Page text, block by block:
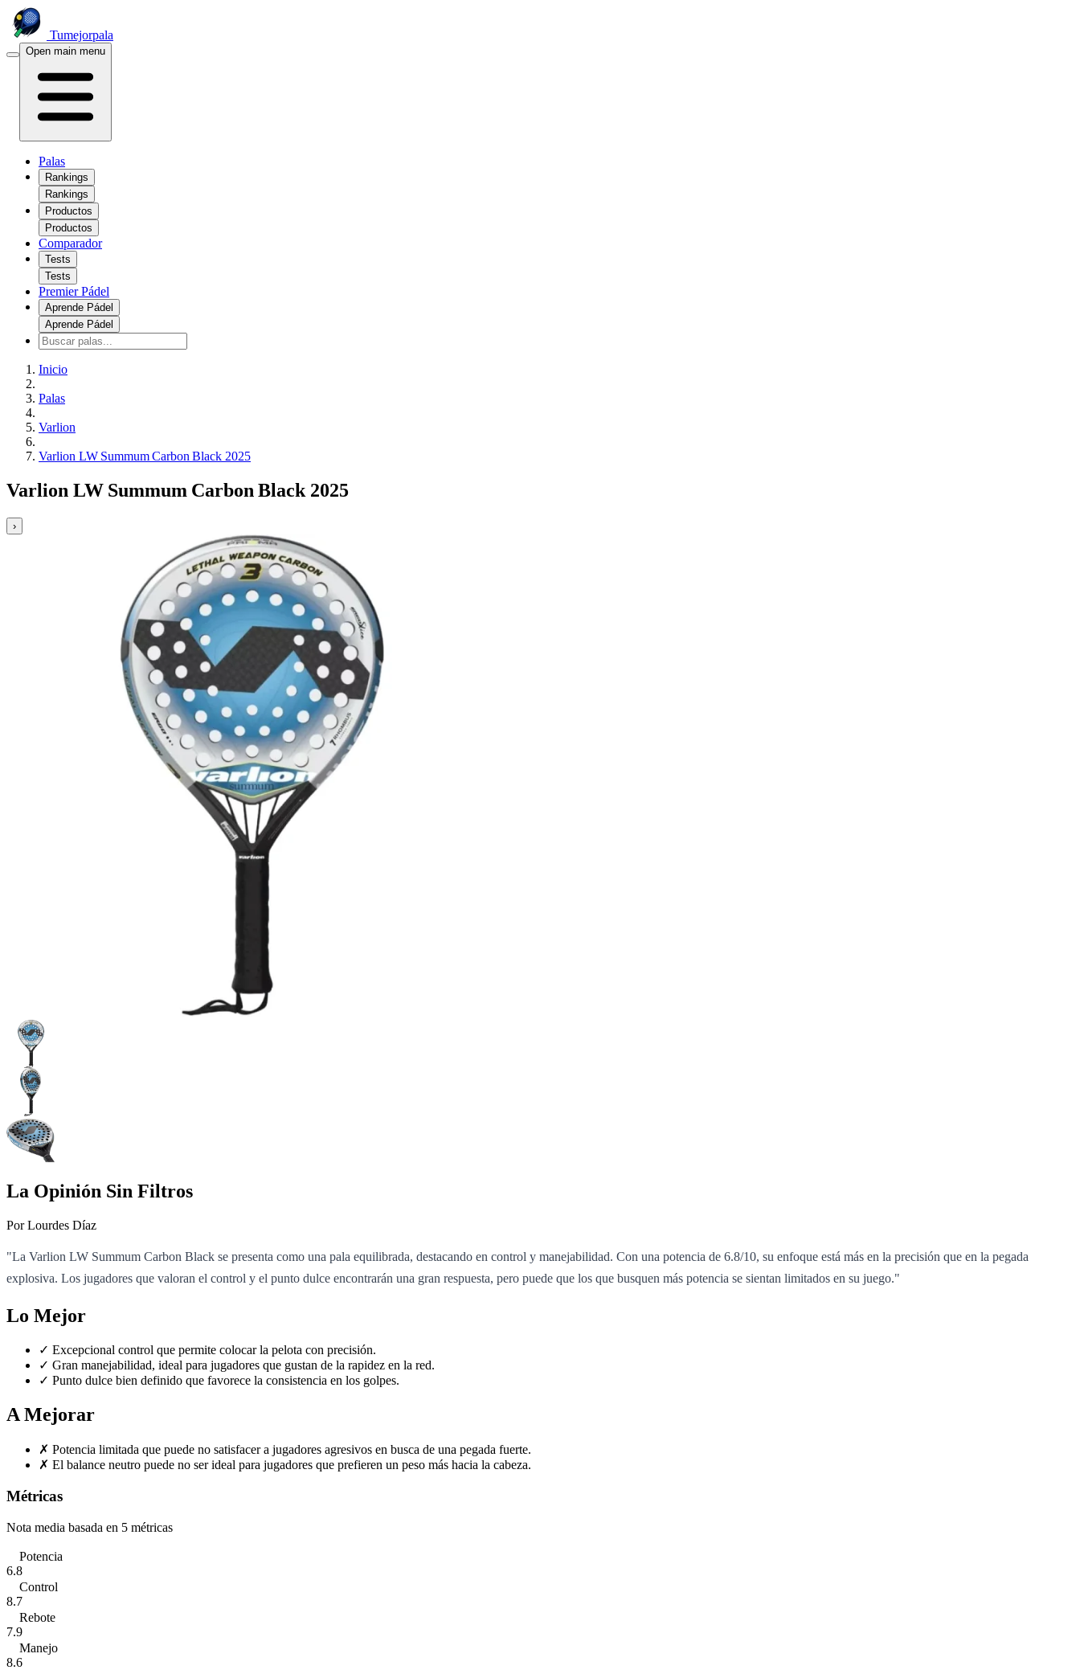
Tumejorpala
Open main menu
Palas
Rankings
Rankings
Productos
Productos
Comparador
Tests
Tests
Premier Pádel
Aprende Pádel
Aprende Pádel
Inicio
Palas
Varlion
Varlion LW Summum Carbon Black 2025
Varlion LW Summum Carbon Black 2025
›
La Opinión Sin Filtros
Por Lourdes Díaz
"La Varlion LW Summum Carbon Black se presenta como una pala equilibrada, destacando en control y manejabilidad. Con una potencia de 6.8/10, su enfoque está más en la precisión que en la pegada
explosiva. Los jugadores que valoran el control y el punto dulce encontrarán una gran respuesta, pero puede que los que busquen más potencia se sientan limitados en su juego."
Lo Mejor
✓ Excepcional control que permite colocar la pelota con precisión.
✓ Gran manejabilidad, ideal para jugadores que gustan de la rapidez en la red.
✓ Punto dulce bien definido que favorece la consistencia en los golpes.
A Mejorar
✗ Potencia limitada que puede no satisfacer a jugadores agresivos en busca de una pegada fuerte.
✗ El balance neutro puede no ser ideal para jugadores que prefieren un peso más hacia la cabeza.
Métricas
Nota media basada en 5 métricas
Potencia
6.8
Control
8.7
Rebote
7.9
Manejo
8.6